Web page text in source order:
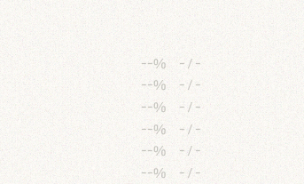
--% - / -
--% - / -
--% - / -
--% - / -
--% -/ -
--% - / -